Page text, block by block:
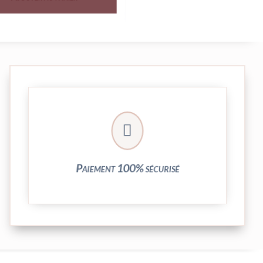

Paiement 100% sécurisé
Vos transactions par carte bancaire sont
entièrement sécurisées grâce au système
crypté de notre partenaire PayPlug.